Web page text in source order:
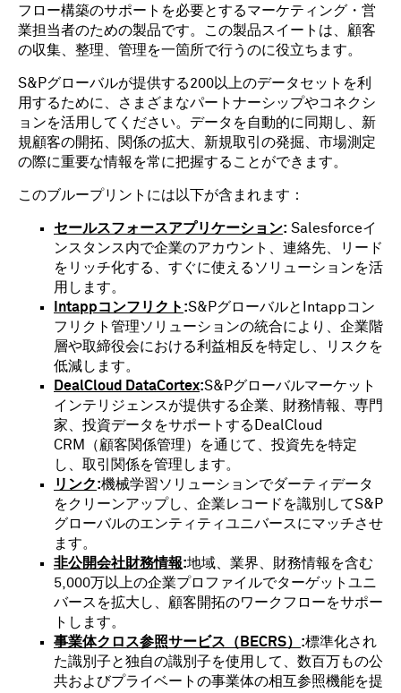
フロー構築のサポートを必要とするマーケティング・営
業担当者のための製品です。この製品スイートは、顧客
の収集、整理、管理を一箇所で行うのに役立ちます。
S&Pグローバルが提供する200以上のデータセットを利
用するために、さまざまなパートナーシップやコネクシ
ョンを活用してください。データを自動的に同期し、新
規顧客の開拓、関係の拡大、新規取引の発掘、市場測定
の際に重要な情報を常に把握することができます。
このブループリントには以下が含まれます：
セールスフォースアプリケーション: Salesforceイ
ンスタンス内で企業のアカウント、連絡先、リード
をリッチ化する、すぐに使えるソリューションを活
用します。
Intappコンフリクト :S&PグローバルとIntappコン
フリクト管理ソリューションの統合により、企業階
層や取締役会における利益相反を特定し、リスクを
低減します。
DealCloud DataCortex:S&Pグローバルマーケット
インテリジェンスが提供する企業、財務情報、専門
家、投資データをサポートするDealCloud
CRM（顧客関係管理）を通じて、投資先を特定
し、取引関係を管理します。
リンク:機械学習ソリューションでダーティデータ
をクリーンアップし、企業レコードを識別してS&P
グローバルのエンティティユニバースにマッチさせ
ます。
非公開会社財務情報:地域、業界、財務情報を含む
5,000万以上の企業プロファイルでターゲットユニ
バースを拡大し、顧客開拓のワークフローをサポー
トします。
事業体クロス参照サービス（BECRS） :標準化され
た識別子と独自の識別子を使用して、数百万もの公
共およびプライベートの事業体の相互参照機能を提